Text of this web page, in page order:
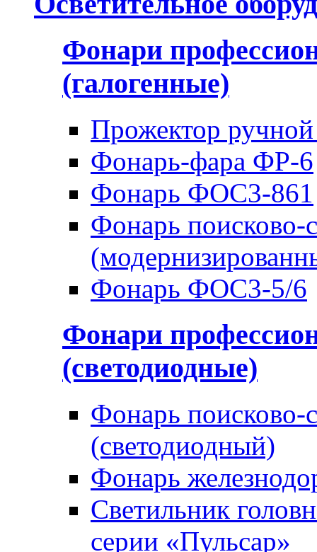
Фонари
(галогенные)
Прожектор
Фонарь-фара ФР-6
Фонарь ФОС3-861
Фонарь
Фонарь ФОС3-5/6
Фонари
(светодиодные)
Фонарь
(светодиодный)
Фонарь
Светильник
серии «Пульсар»